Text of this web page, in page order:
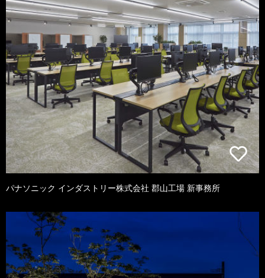
パナソニック インダストリー株式会社 郡山工場 新事務所